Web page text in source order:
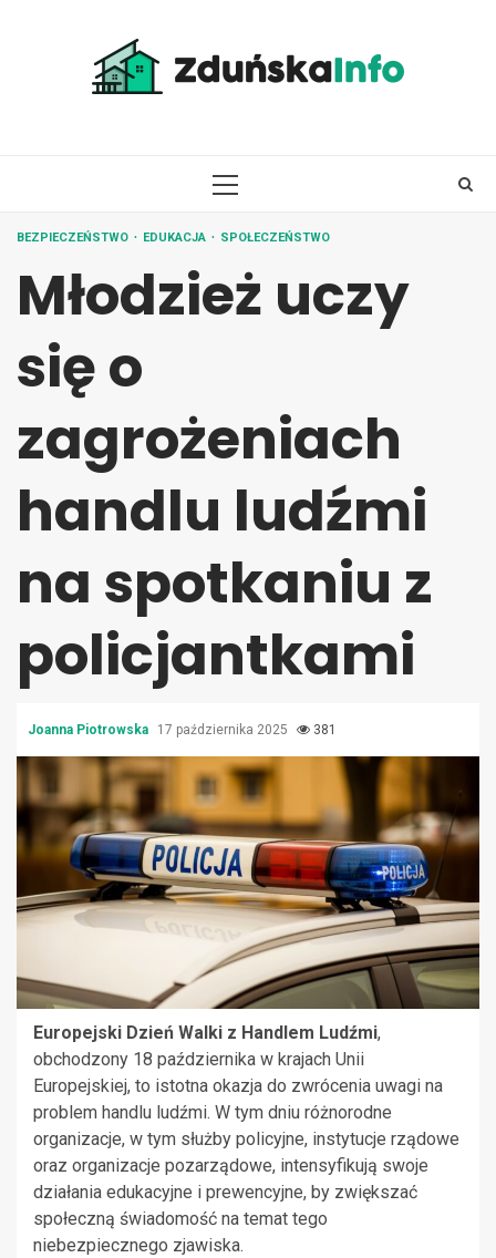
PRIMARY
BEZPIECZEŃSTWO EDUKACJA SPOŁECZEŃSTWO
Młodzież uczy
się o
zagrożeniach
handlu ludźmi
na spotkaniu z
policjantkami
Joanna Piotrowska 17 października 2025 381
Europejski Dzień Walki z Handlem Ludźmi,
obchodzony 18 października w krajach Unii
Europejskiej, to istotna okazja do zwrócenia uwagi na
problem handlu ludźmi. W tym dniu różnorodne
organizacje, w tym służby policyjne, instytucje rządowe
oraz organizacje pozarządowe, intensyfikują swoje
działania edukacyjne i prewencyjne, by zwiększać
społeczną świadomość na temat tego
niebezpiecznego zjawiska.